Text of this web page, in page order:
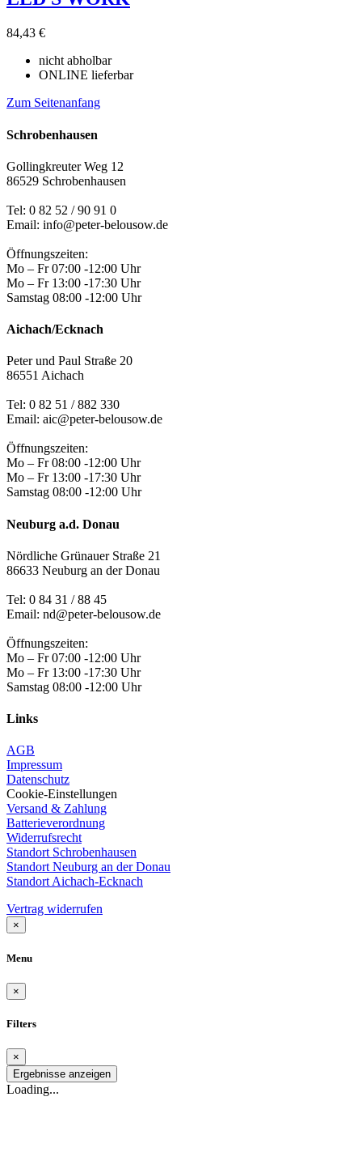
84,43 €
nicht abholbar
ONLINE lieferbar
Zum Seitenanfang
Schrobenhausen
Gollingkreuter Weg 12
86529 Schrobenhausen
Tel: 0 82 52 / 90 91 0
Email: info@peter-belousow.de
Öffnungszeiten:
Mo – Fr 07:00 -12:00 Uhr
Mo – Fr 13:00 -17:30 Uhr
Samstag 08:00 -12:00 Uhr
Aichach/Ecknach
Peter und Paul Straße 20
86551 Aichach
Tel: 0 82 51 / 882 330
Email: aic@peter-belousow.de
Öffnungszeiten:
Mo – Fr 08:00 -12:00 Uhr
Mo – Fr 13:00 -17:30 Uhr
Samstag 08:00 -12:00 Uhr
Neuburg a.d. Donau
Nördliche Grünauer Straße 21
86633 Neuburg an der Donau
Tel: 0 84 31 / 88 45
Email: nd@peter-belousow.de
Öffnungszeiten:
Mo – Fr 07:00 -12:00 Uhr
Mo – Fr 13:00 -17:30 Uhr
Samstag 08:00 -12:00 Uhr
Links
AGB
Impressum
Datenschutz
Cookie-Einstellungen
Versand & Zahlung
Batterieverordnung
Widerrufsrecht
Standort Schrobenhausen
Standort Neuburg an der Donau
Standort Aichach-Ecknach
Vertrag widerrufen
×
Menu
×
Filters
×
Ergebnisse anzeigen
Loading...